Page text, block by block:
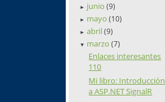
► junio(9)
► mayo(10)
► abril(9)
▼ marzo(7)
Enlaces interesantes
110
Mi libro: Introducción
a ASP.NET SignalR